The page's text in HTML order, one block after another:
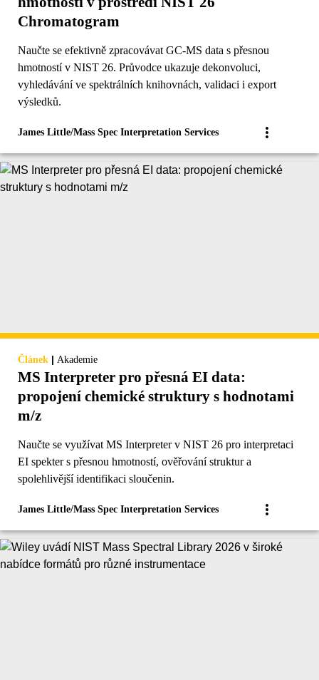
Chromatogram
Naučte se efektivně zpracovávat GC-MS data s přesnou
hmotností v NIST 26. Průvodce ukazuje dekonvoluci,
vyhledávání ve spektrálních knihovnách, validaci i export
výsledků.
James Little/Mass Spec Interpretation Services
Článek | Akademie
MS Interpreter pro přesná EI data:
propojení chemické struktury s hodnotami
m/z
Naučte se využívat MS Interpreter v NIST 26 pro interpretaci
EI spekter s přesnou hmotností, ověřování struktur a
spolehlivější identifikaci sloučenin.
James Little/Mass Spec Interpretation Services